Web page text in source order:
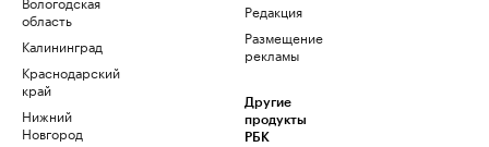
область
Калининград
Краснодарский
край
Нижний
Новгород
Редакция
Размещение
рекламы
Другие
продукты
РБК